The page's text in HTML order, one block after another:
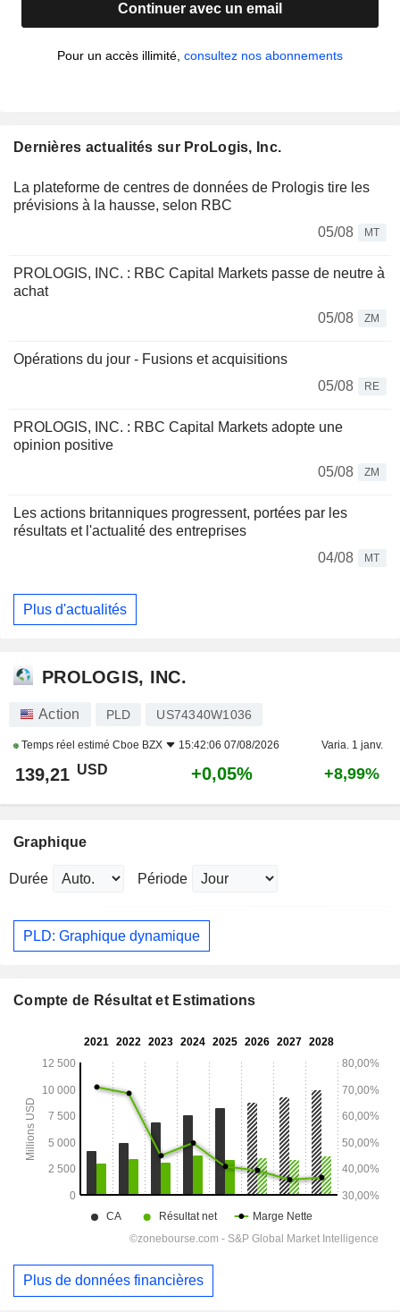
Continuer avec un email
Pour un accès illimité, consultez nos abonnements
Dernières actualités sur ProLogis, Inc.
La plateforme de centres de données de Prologis tire les
prévisions à la hausse, selon RBC
05/08
MT
PROLOGIS, INC. : RBC Capital Markets passe de neutre à
achat
05/08
ZM
Opérations du jour - Fusions et acquisitions
05/08
RE
PROLOGIS, INC. : RBC Capital Markets adopte une
opinion positive
05/08
ZM
Les actions britanniques progressent, portées par les
résultats et l'actualité des entreprises
04/08
MT
Plus d'actualités
PROLOGIS, INC.
Action PLD US74340W1036
Temps réel estimé Cboe BZX 15:42:06 07/08/2026 Varia. 1 janv.
139,21 USD +0,05% +8,99%
Graphique
Durée Période
PLD: Graphique dynamique
Compte de Résultat et Estimations
Plus de données financières